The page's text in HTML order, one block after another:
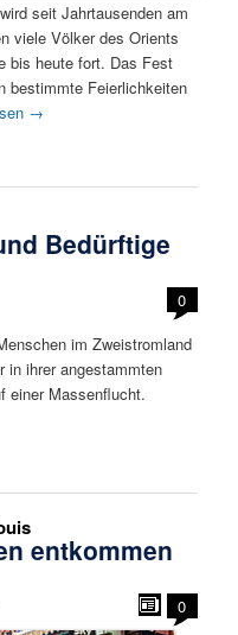
seit Jahrtausenden am
viele Völker des Orients
bis heute fort. Das Fest
bestimmte Feierlichkeiten
→
Bedürftige
0
im Zweistromland
in ihrer angestammten
einer Massenflucht.
entkommen
0